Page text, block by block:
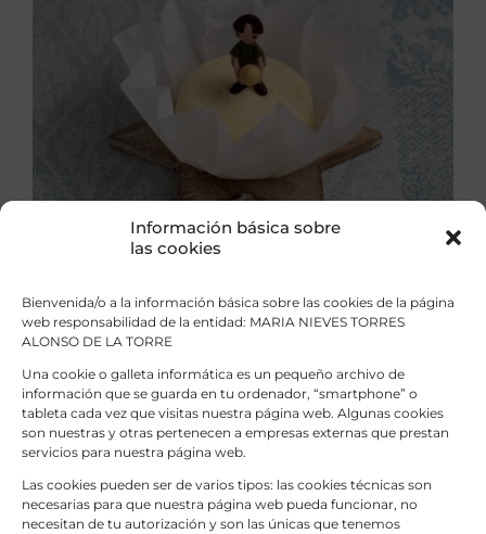
Información básica sobre
las cookies
Bienvenida/o a la información básica sobre las cookies de la página
web responsabilidad de la entidad: MARIA NIEVES TORRES
ALONSO DE LA TORRE
Una cookie o galleta informática es un pequeño archivo de
información que se guarda en tu ordenador, “smartphone” o
tableta cada vez que visitas nuestra página web. Algunas cookies
son nuestras y otras pertenecen a empresas externas que prestan
servicios para nuestra página web.
Las cookies pueden ser de varios tipos: las cookies técnicas son
necesarias para que nuestra página web pueda funcionar, no
necesitan de tu autorización y son las únicas que tenemos
SELECCIONAR OPCIONES
PRODUCTO
TIENE
MÚLTIPLES
VARIANTES.
LAS
OPCIONES
ELEGIR
EN
DE
PRODUCTO
11,50€ - 13,50€Rango
de
precios:
desde
hasta
13,50 €